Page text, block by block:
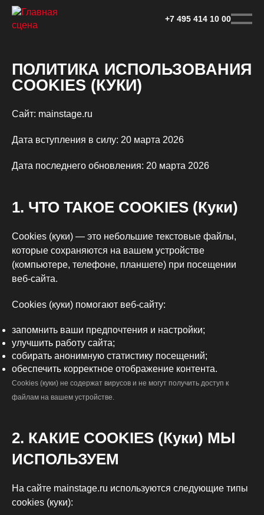
Перейти
основному
+7 495 414 10 00
ПОЛИТИКА ИСПОЛЬЗОВАНИЯ
COOKIES (КУКИ)
Сайт: mainstage.ru
Дата вступления в силу: 20 марта 2026
Дата последнего обновления: 20 марта 2026
1. ЧТО ТАКОЕ COOKIES (Куки)
Cookies (куки) — это небольшие текстовые файлы,
которые сохраняются на вашем устройстве
(компьютере, телефоне, планшете) при посещении
веб-сайта.
Cookies (куки) помогают веб-сайту:
запомнить ваши предпочтения и настройки;
улучшить работу сайта;
собирать анонимную статистику посещений;
обеспечить корректное отображение контента.
Cookies (куки) не содержат вирусов и не могут получить доступ к
файлам на вашем устройстве.
2. КАКИЕ COOKIES (Куки) МЫ
ИСПОЛЬЗУЕМ
На сайте mainstage.ru используются следующие типы
cookies (куки):